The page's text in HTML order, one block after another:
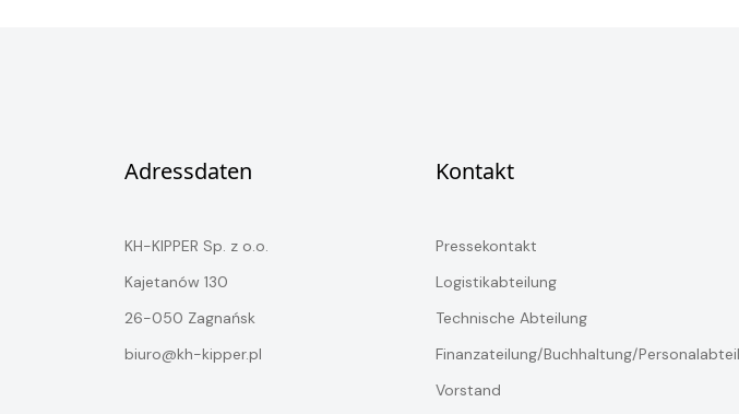
Adressdaten
KH-KIPPER Sp. z o.o.
Kajetanów 130
26-050 Zagnańsk
biuro@kh-kipper.pl
Kontakt
Pressekontakt
Logistikabteilung
Technische Abteilung
Finanzateilung/Buchhaltung/
Vorstand